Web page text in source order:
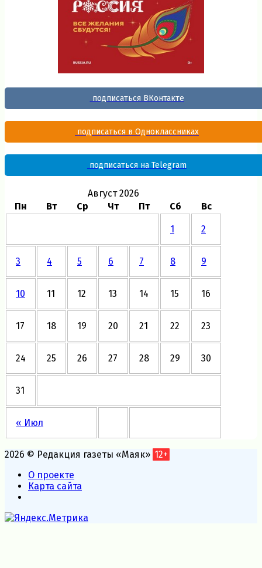
подписаться ВКонтакте
подписаться в Одноклассниках
подписаться на Telegram
Август 2026
Пн
Вт Ср Чт Пт Сб Вс
« Июл
1 2
3 4 5 6 7 8 9
10 11 12 13 14 15 16
17 18 19 20 21 22 23
24 25 26 27 28 29 30
31
2026 © Редакция газеты «Маяк» 12+
О проекте
Карта сайта